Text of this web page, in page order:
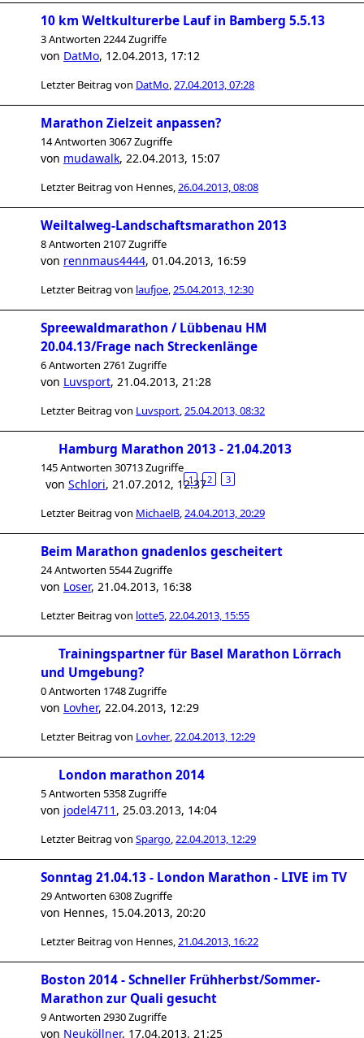
10 km Weltkulturerbe Lauf in Bamberg 5.5.13
3 Antworten 2244 Zugriffe
von DatMo, 12.04.2013, 17:12
Letzter Beitrag von DatMo,27.04.2013, 07:28
Marathon Zielzeit anpassen?
14 Antworten 3067 Zugriffe
von mudawalk, 22.04.2013, 15:07
Letzter Beitrag von Hennes,26.04.2013, 08:08
Weiltalweg-Landschaftsmarathon 2013
8 Antworten 2107 Zugriffe
von rennmaus4444, 01.04.2013, 16:59
Letzter Beitrag von laufjoe,25.04.2013, 12:30
Spreewaldmarathon / Lübbenau HM
20.04.13/Frage nach Streckenlänge
6 Antworten 2761 Zugriffe
von Luvsport, 21.04.2013, 21:28
Letzter Beitrag von Luvsport,25.04.2013, 08:32
Hamburg Marathon 2013 - 21.04.2013
145 Antworten 30713 Zugriffe
1 2 3
von Schlori, 21.07.2012, 12:37
Letzter Beitrag von MichaelB,24.04.2013, 20:29
Beim Marathon gnadenlos gescheitert
24 Antworten 5544 Zugriffe
von Loser, 21.04.2013, 16:38
Letzter Beitrag von lotte5,22.04.2013, 15:55
Trainingspartner für Basel Marathon Lörrach
und Umgebung?
0 Antworten 1748 Zugriffe
von Lovher, 22.04.2013, 12:29
Letzter Beitrag von Lovher,22.04.2013, 12:29
London marathon 2014
5 Antworten 5358 Zugriffe
von jodel4711 , 25.03.2013, 14:04
Letzter Beitrag von Spargo,22.04.2013, 12:29
Sonntag 21.04.13 - London Marathon - LIVE im TV
29 Antworten 6308 Zugriffe
von Hennes, 15.04.2013, 20:20
Letzter Beitrag von Hennes,21.04.2013, 16:22
Boston 2014 - Schneller Frühherbst/Sommer-
Marathon zur Quali gesucht
9 Antworten 2930 Zugriffe
von Neuköllner, 17.04.2013, 21:25